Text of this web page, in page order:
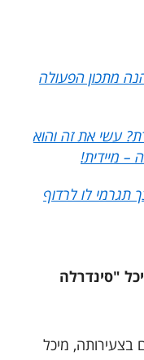
מתכון הפעולה
עשי את זה והוא
– מיידית!
תגרמי לו לרדוף
"סינדרלה
בצעירותה, מיכל